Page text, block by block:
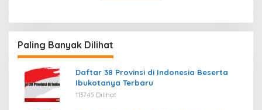
Paling Banyak Dilihat
Daftar 38 Provinsi di Indonesia Beserta
Ibukotanya Terbaru
113745 Dilihat